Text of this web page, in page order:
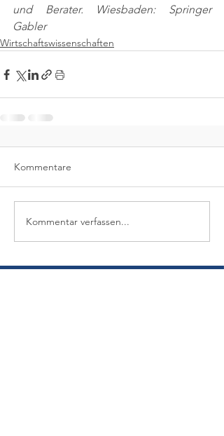
und Berater. Wiesbaden: Springer
Gabler
Wirtschaftswissenschaften
Kommentare
Kommentar verfassen...